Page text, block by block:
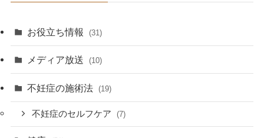
お役立ち情報 (31)
メディア放送 (10)
不妊症の施術法 (19)
不妊症のセルフケア (7)